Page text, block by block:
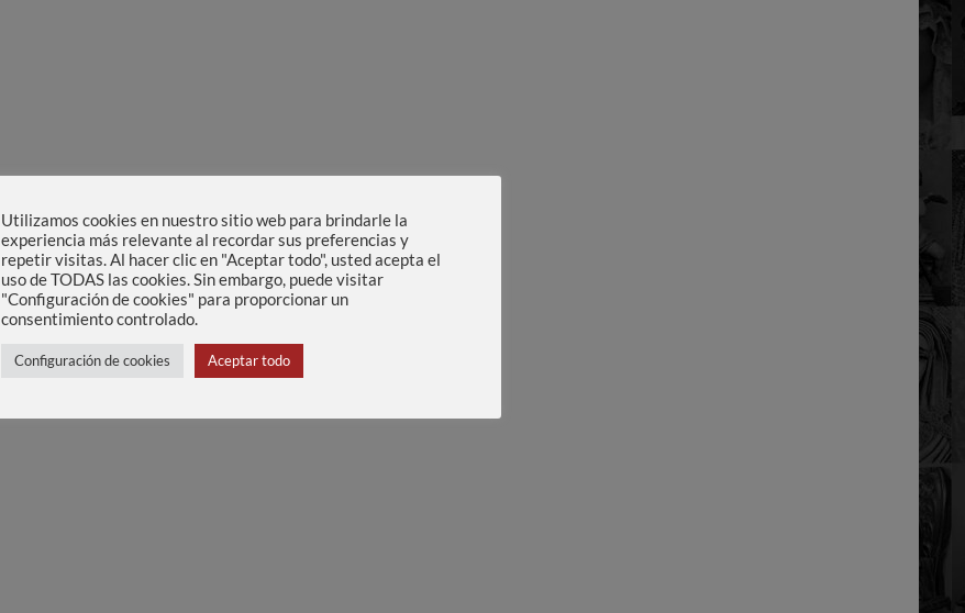
Utilizamos cookies en nuestro sitio web para brindarle la
experiencia más relevante al recordar sus preferencias y
repetir visitas. Al hacer clic en "Aceptar todo", usted acepta el
uso de TODAS las cookies. Sin embargo, puede visitar
"Configuración de cookies" para proporcionar un
consentimiento controlado.
Configuración de cookies Aceptar todo